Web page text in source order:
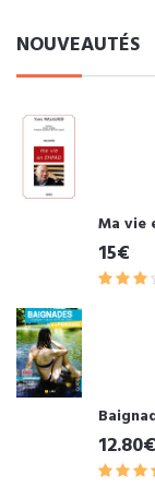
NOUVEAUTÉS
Ma vie
15€
12.80€